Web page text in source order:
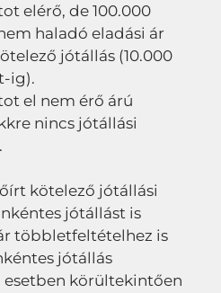
elérő, de 100.000
haladó eladási ár
jótállás (10.000
ig).
el nem érő árú
nincs jótállási
kötelező jótállási
jótállást is
többletfeltételhez is
jótállás
körültekintően